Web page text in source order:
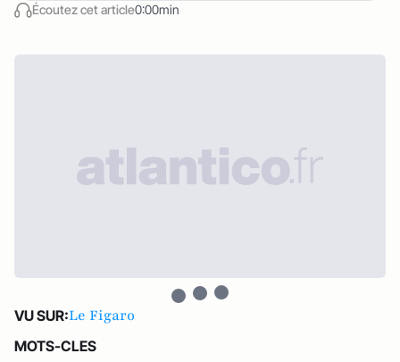
Écoutez cet article0:00min
VU SUR:Le Figaro
MOTS-CLES